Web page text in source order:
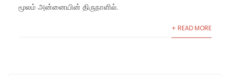
மூலம் அன்னையின் திருநாளில்.
+ READ MORE